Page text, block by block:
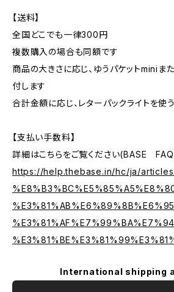
【送料】
全国どこでも一律300円
複数購入の場合も同額です
商品の大きさに応じ、ゆうパケットminiま
付します
合計金額に応じ、レターパックライトを使
【支払い手数料】
詳細はこちらをご覧ください(BASE
https://help.thebase.in/hc/ja/
International shipping